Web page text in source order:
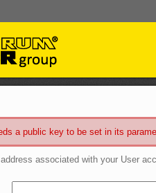
a public key to be set in its
associated with your User